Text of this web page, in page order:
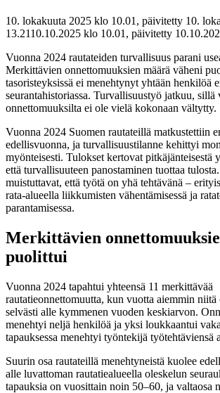
10. lokakuuta 2025 klo 10.01, päivitetty 10.
13.2110.10.2025 klo 10.01 , päivitetty
Vuonna 2024 rautateiden turvallisuus parani
Merkittävien onnettomuuksien määrä väheni
tasoristeyksissä ei menehtynyt yhtään henkilöä
seurantahistoriassa. Turvallisuustyö jatkuu, sillä
onnettomuuksilta ei ole vielä kokonaan vältytty.
Vuonna 2024 Suomen rautateillä matkustettiin
edellisvuonna, ja turvallisuustilanne kehittyi
myönteisesti. Tulokset kertovat pitkäjänteisestä
että turvallisuuteen panostaminen tuottaa
muistuttavat, että työtä on yhä tehtävänä –
rata-alueella liikkumisten vähentämisessä ja
parantamisessa.
Merkittävien
puolittui
Vuonna 2024 tapahtui yhteensä 11 merkittävää
rautatieonnettomuutta, kun vuotta aiemmin
selvästi alle kymmenen vuoden keskiarvon.
menehtyi neljä henkilöä ja yksi loukkaantui
tapauksessa menehtyi työntekijä työtehtäviensä
Suurin osa rautateillä menehtyneistä kuolee
alle luvattoman rautatiealueella oleskelun
tapauksia on vuosittain noin 50–60, ja valtaosa